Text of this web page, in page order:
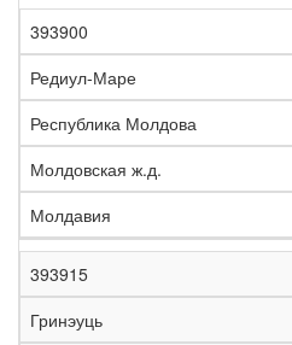
393900
Редиул-Маре
Республика Молдова
Молдовская ж.д.
Молдавия
393915
Гринэуць